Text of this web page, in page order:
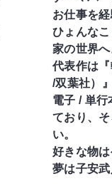
お仕事を経
ひょんな
家の世界へ
代表作は
/双葉社）』
電子 / 単行
ており、
い。
好きな物は
夢は子安武